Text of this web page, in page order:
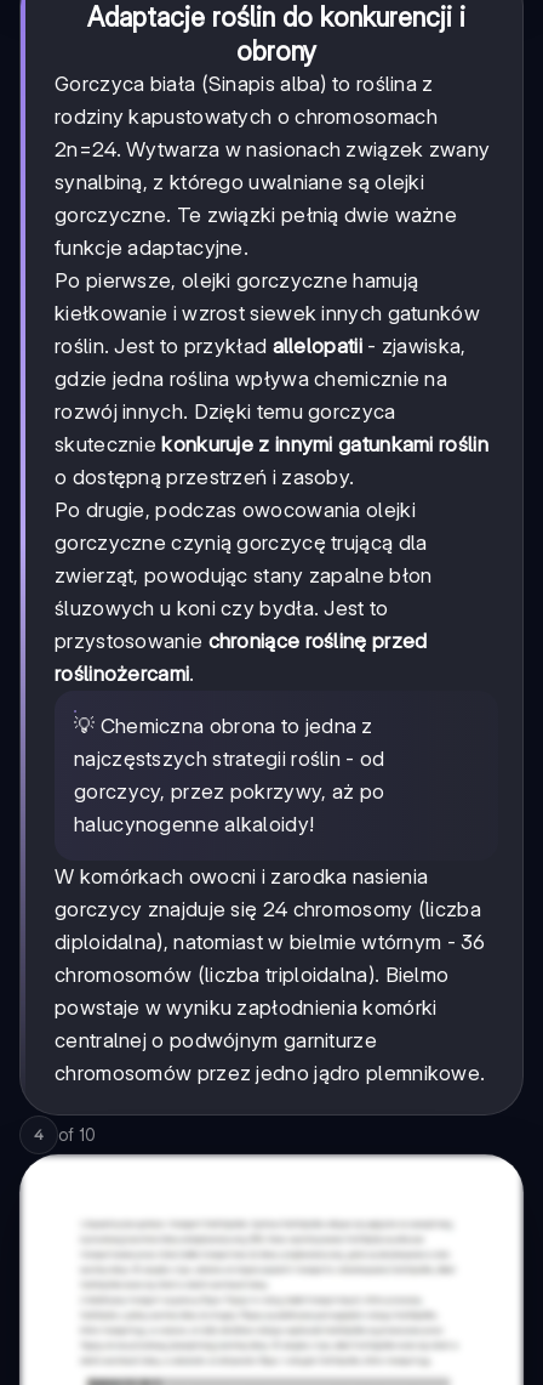
Adaptacje roślin do konkurencji i
obrony
Gorczyca biała (Sinapis alba) to roślina z
rodziny kapustowatych o chromosomach
2n=24. Wytwarza w nasionach związek zwany
synalbiną, z którego uwalniane są olejki
gorczyczne. Te związki pełnią dwie ważne
funkcje adaptacyjne.
Po pierwsze, olejki gorczyczne hamują
kiełkowanie i wzrost siewek innych gatunków
roślin. Jest to przykład allelopatii- zjawiska,
gdzie jedna roślina wpływa chemicznie na
rozwój innych. Dzięki temu gorczyca
skutecznie konkuruje z innymi gatunkami roślin
o dostępną przestrzeń i zasoby.
Po drugie, podczas owocowania olejki
gorczyczne czynią gorczycę trującą dla
zwierząt, powodując stany zapalne błon
śluzowych u koni czy bydła. Jest to
przystosowanie chroniące roślinę przed
roślinożercami.
💡 Chemiczna obrona to jedna z
najczęstszych strategii roślin - od
gorczycy, przez pokrzywy, aż po
halucynogenne alkaloidy!
W komórkach owocni i zarodka nasienia
gorczycy znajduje się 24 chromosomy (liczba
diploidalna), natomiast w bielmie wtórnym - 36
chromosomów (liczba triploidalna). Bielmo
powstaje w wyniku zapłodnienia komórki
centralnej o podwójnym garniturze
chromosomów przez jedno jądro plemnikowe.
4 of 10